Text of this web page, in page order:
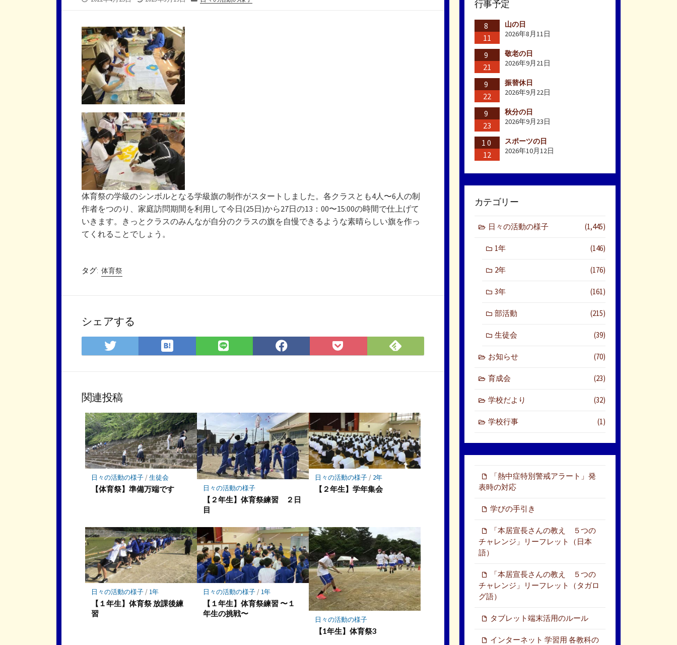
新
日
体育祭の学級のシンボルとなる学級旗の制作がスタートしました。各クラスとも4人〜6人の制
作者をつのり、家庭訪問期間を利用して今日(25日)から27日の13：00〜15:00の時間で仕上げて
いきます。きっとクラスのみんなが自分のクラスの旗を自慢できるような素晴らしい旗を作っ
てくれることでしょう。
タグ: 体育祭
シェアする
Twitter
で
ア
は
て
マ
ー
ク
に
保
LINE
で
Facebook
で
Pocket
に
Feedly
で
関連投稿
日々の活動の様子/生徒会
【体育祭】準備万端です 日々の活動の様子
【２年生】体育祭練習 ２日
目
日々の活動の様子/ 2年
【２年生】学年集会
日々の活動の様子/ 1年
【１年生】体育祭 放課後練
習
日々の活動の様子/ 1年
【１年生】体育祭練習 〜１
年生の挑戦〜
日々の活動の様子
【1年生】体育祭3
行事予定
8
11
山の日
2026年8月11日
9
21
敬老の日
2026年9月21日
9
22
振替休日
2026年9月22日
9
23
秋分の日
2026年9月23日
10
12
スポーツの日
2026年10月12日
カテゴリー
日々の活動の様子 (1,445)
1年 (146)
2年 (176)
3年 (161)
部活動 (215)
生徒会 (39)
お知らせ (70)
育成会 (23)
学校だより (32)
学校行事 (1)
「熱中症特別警戒アラート」発
表時の対応
学びの手引き
「本居宣長さんの教え ５つの
チャレンジ」リーフレット（日本
語）
「本居宣長さんの教え ５つの
チャレンジ」リーフレット（タガロ
グ語）
タブレット端末活用のルール
インターネット 学習用 各教科の